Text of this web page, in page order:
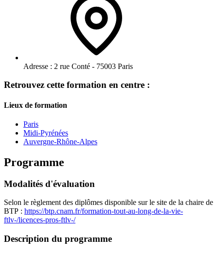
Adresse : 2 rue Conté - 75003 Paris
Retrouvez cette formation en centre :
Lieux de formation
Paris
Midi-Pyrénées
Auvergne-Rhône-Alpes
Programme
Modalités d'évaluation
Selon le règlement des diplômes disponible sur le site de la chaire de
BTP : https://btp.cnam.fr/formation-tout-au-long-de-la-vie-
ftlv-/licences-pros-ftlv-/
Description du programme